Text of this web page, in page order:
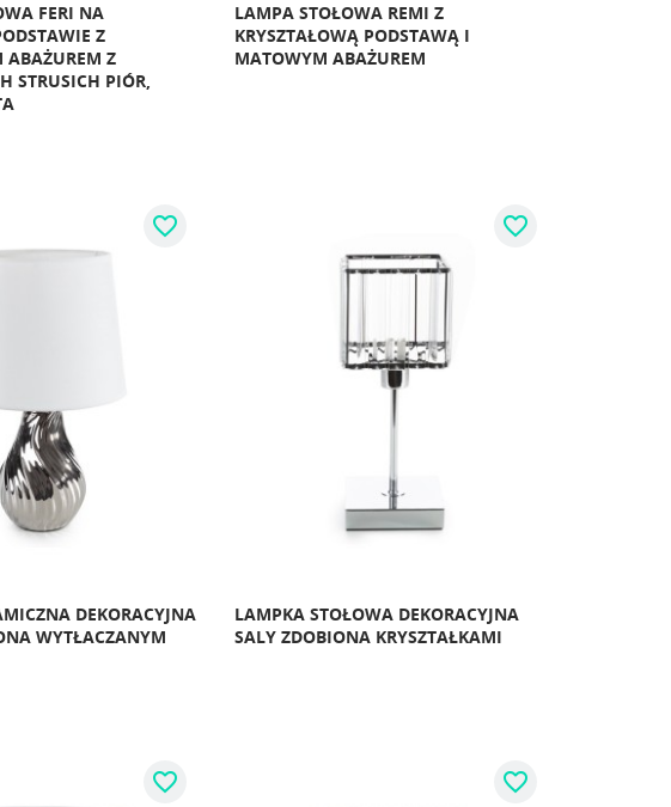
FERI NA
Z
ABAŻUREM Z
STRUSICH PIÓR,
LAMPA STOŁOWA REMI Z
KRYSZTAŁOWĄ PODSTAWĄ I
MATOWYM ABAŻUREM
DEKORACYJNA
WYTŁACZANYM
favorite_border
LAMPKA STOŁOWA DEKORACYJNA
SALY ZDOBIONA KRYSZTAŁKAMI
favorite_border
favorite_border favorite_border